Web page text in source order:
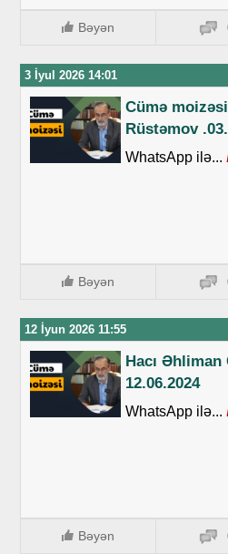
Bəyən
3 İyul 2026 14:01
Cümə
Rüstəmov
WhatsApp ilə...
Bəyən
12 İyun 2026 11:55
Hacı
12.06.2024
WhatsApp ilə...
Bəyən